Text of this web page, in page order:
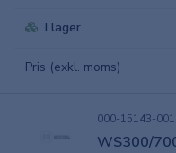
I lager
Pris (exkl. moms)
000-15143-001
WS300/